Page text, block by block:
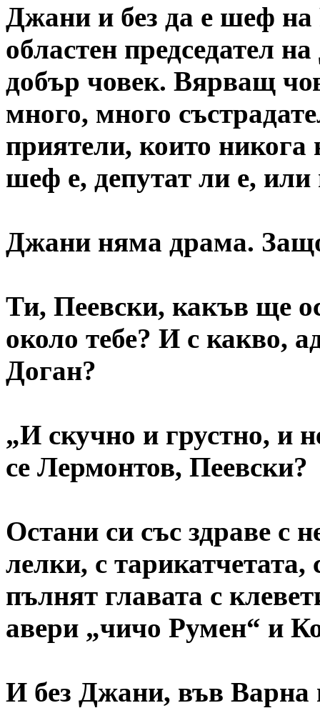
Джани и без да е шеф
областен председател
добър човек. Вярващ
много, много
приятели, които никога
шеф е, депутат ли е, или
Джани няма драма.
Ти, Пеевски, какъв ще
около тебе? И с какво,
Доган?
„И скучно и грустно, и
се Лермонтов, Пеевски?
Остани си със здраве с
лелки, с тарикатчетата,
пълнят главата с
авери „чичо Румен“ и
И без Джани, във Варна